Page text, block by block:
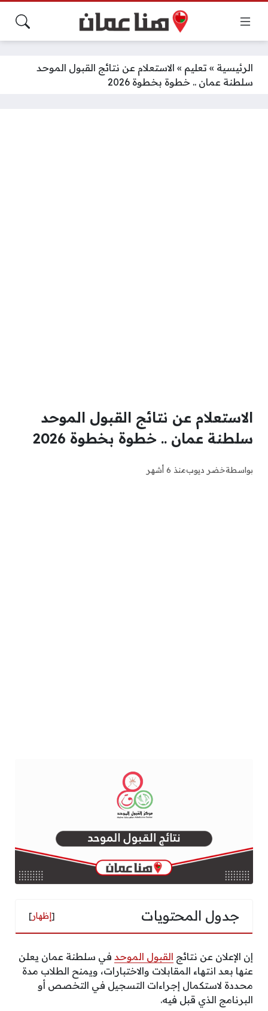
الرئيسية » تعليم » الاستعلام عن نتائج القبول الموحد
سلطنة عمان .. خطوة بخطوة 2026
الاستعلام عن نتائج القبول الموحد
سلطنة عمان .. خطوة بخطوة 2026
بواسطةخضر ديوبمنذ 6 أشهر
جدول المحتويات [إظهار]
إن الإعلان عن نتائج القبول الموحد في سلطنة عمان يعلن
عنها بعد انتهاء المقابلات والاختبارات، ويمنح الطلاب مدة
محددة لاستكمال إجراءات التسجيل في التخصص أو
البرنامج الذي قبل فيه.